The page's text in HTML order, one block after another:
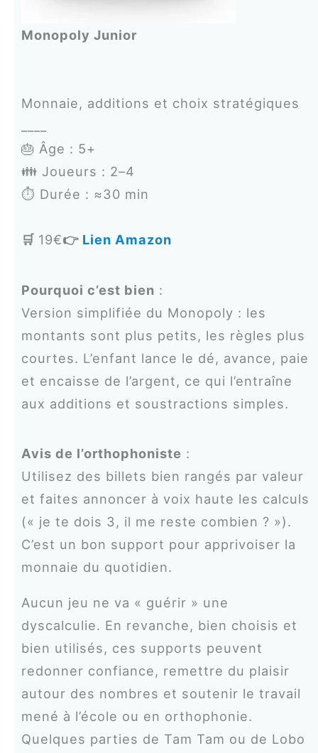
Monopoly Junior
Monnaie, additions et choix stratégiques
🎂 Âge : 5+
👪 Joueurs : 2–4
⏱️ Durée : ≈30 min
🛒 19€👉 Lien Amazon
Pourquoi c’est bien :
Version simplifiée du Monopoly : les
montants sont plus petits, les règles plus
courtes. L’enfant lance le dé, avance, paie
et encaisse de l’argent, ce qui l’entraîne
aux additions et soustractions simples.
Avis de l’orthophoniste :
Utilisez des billets bien rangés par valeur
et faites annoncer à voix haute les calculs
(« je te dois 3, il me reste combien ? »).
C’est un bon support pour apprivoiser la
monnaie du quotidien.
Aucun jeu ne va « guérir » une
dyscalculie. En revanche, bien choisis et
bien utilisés, ces supports peuvent
redonner confiance, remettre du plaisir
autour des nombres et soutenir le travail
mené à l’école ou en orthophonie.
Quelques parties de Tam Tam ou de Lobo